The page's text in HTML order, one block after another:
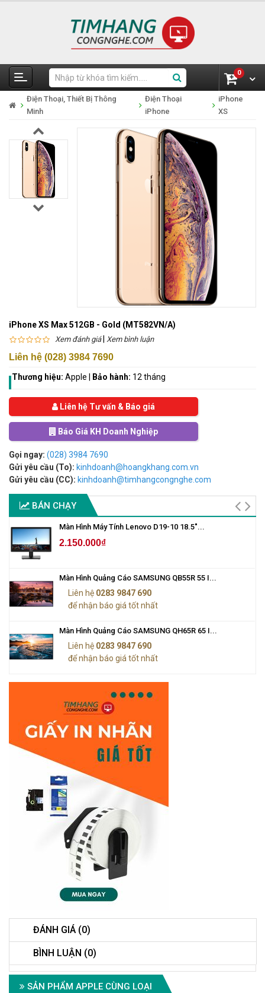
0
Điện Thoại, Thiết Bị Thông
Minh
Điện Thoại
iPhone
iPhone
XS
iPhone XS Max 512GB - Gold (MT582VN/A)
Xem đánh giá| Xem bình luận
Liên hệ (028) 3984 7690
Thương hiệu: Apple Bảo hành: 12 tháng
Liên hệ Tư vấn & Báo giá
Báo Giá KH Doanh Nghiệp
Gọi ngay: (028) 3984 7690
Gửi yêu cầu (To): kinhdoanh@hoangkhang.com.vn
Gửi yêu cầu (CC): kinhdoanh@timhangcongnghe.com
BÁN CHẠY
Màn Hình Máy Tính Lenovo D19-10 18.5"...
2.150.000₫
Màn Hình Quảng Cáo SAMSUNG QB55R 55 I...
Liên hệ 0283 9847 690
để nhận báo giá tốt nhất
Màn Hình Quảng Cáo SAMSUNG QH65R 65 I...
Liên hệ 0283 9847 690
để nhận báo giá tốt nhất
ĐÁNH GIÁ (0)
BÌNH LUẬN (0)
SẢN PHẨM APPLE CÙNG LOẠI